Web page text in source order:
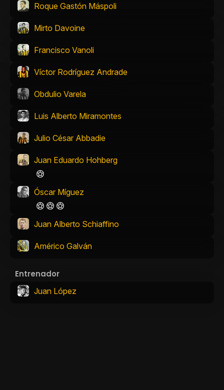
Roque Gastón Máspoli
Mirto Davoine
Francisco Vanoli
Víctor Rodríguez Andrade
Obdulio Varela
Luis Alberto Miramontes
Julio César Abbadie
Juan Eduardo Hohberg
Óscar Míguez
Juan Alberto Schiaffino
Américo Galván
Entrenador
Juan López